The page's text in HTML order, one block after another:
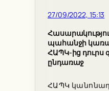
27/09/2022, 15:13
պահանջի
ՀԱՊԿ-ից դուրս
ընդառաջ
ՀԱՊԿ